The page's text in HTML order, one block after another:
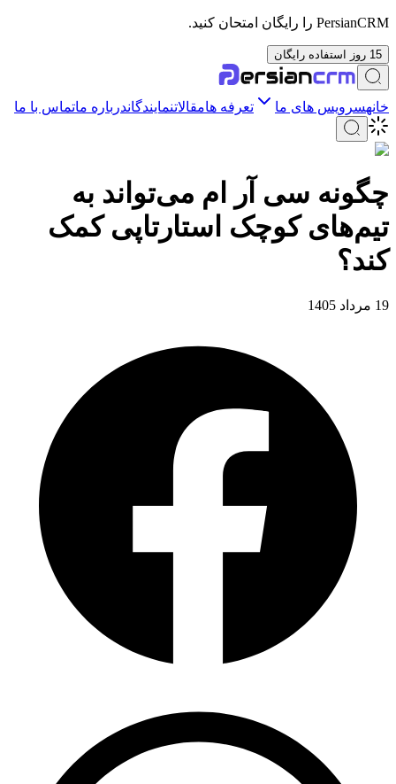
PersianCRM را رایگان امتحان کنید.
15 روز استفاده رایگان
خانهسرویس های ما تعرفه هامقالاتنمایندگاندرباره ماتماس با ما
چگونه سی آر ام می‌تواند به
تیم‌های کوچک استارتاپی کمک
کند؟
19 مرداد 1405